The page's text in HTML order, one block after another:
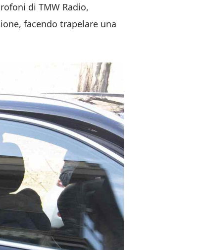
di TMW Radio,
facendo trapelare una